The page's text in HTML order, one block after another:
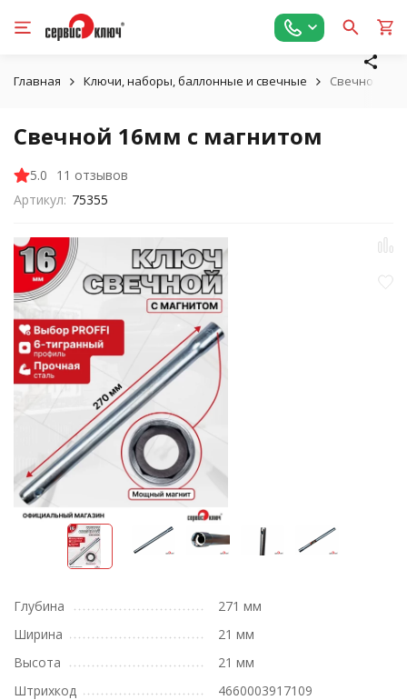
Главная Ключи, наборы, баллонные и свечные Свечной
Свечной 16мм с магнитом
5.0
11 отзывов
Артикул: 75355
Глубина
271 мм
Ширина
21 мм
Высота
21 мм
Штрихкод
4660003917109